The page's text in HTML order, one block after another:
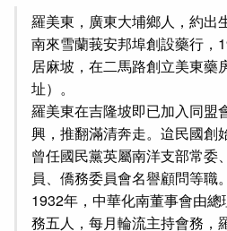
羅美東，廣東大埔鄉人，約出
南來雪蘭莪安邦埠創設藥行，
居麻坡，在二馬路創立美東藥
址）。
羅美東在吉隆坡即已加入同盟
興，推翻滿清奔走。迨民國創
曾任國民黨英屬南洋支部常委
員、僑務委員會名譽顧問等職。
1932年，中華化南董事會由
務五人，每月輪流主持會務，